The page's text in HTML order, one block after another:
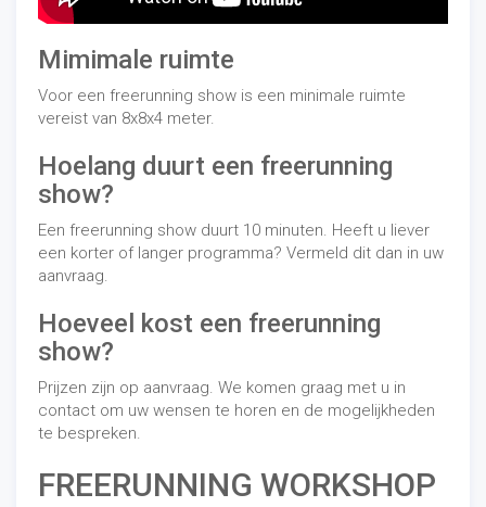
Mimimale ruimte
Voor een freerunning show is een minimale ruimte
vereist van 8x8x4 meter.
Hoelang duurt een freerunning
show?
Een freerunning show duurt 10 minuten. Heeft u liever
een korter of langer programma? Vermeld dit dan in uw
aanvraag.
Hoeveel kost een freerunning
show?
Prijzen zijn op aanvraag. We komen graag met u in
contact om uw wensen te horen en de mogelijkheden
te bespreken.
FREERUNNING WORKSHOP